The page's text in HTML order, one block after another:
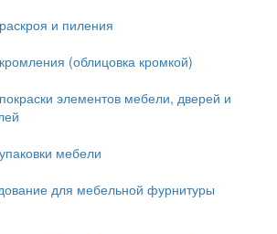
и пиления
(облицовка кромкой)
элементов мебели, дверей и
мебели
для мебельной фурнитуры